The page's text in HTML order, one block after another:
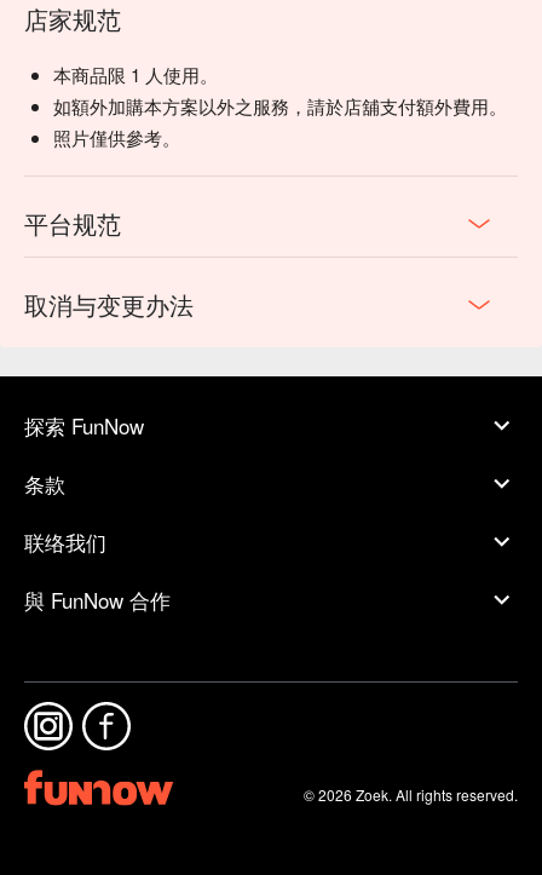
店家规范
本商品限 1 人使用。
如額外加購本方案以外之服務，請於店舖支付額外費用。
照片僅供參考。
平台规范
取消与变更办法
探索 FunNow
条款
联络我们
與 FunNow 合作
© 2026 Zoek. All rights reserved.